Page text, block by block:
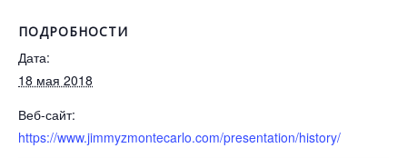
ПОДРОБНОСТИ
Дата:
18 мая 2018
Веб-сайт:
https://www.jimmyzmontecarlo.com/presentation/history/